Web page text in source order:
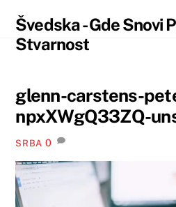
content
content
Švedska - Gde Snovi
Stvarnost
glenn-carstens-
npxXWgQ33ZQ-
SRBA 0